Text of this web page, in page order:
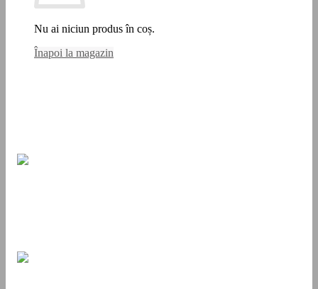
Nu ai niciun produs în coș.
Înapoi la magazin